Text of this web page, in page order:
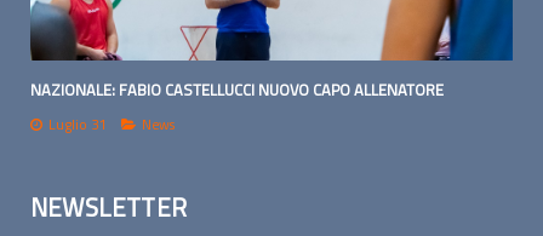
NAZIONALE: FABIO CASTELLUCCI NUOVO CAPO ALLENATORE
Luglio 31 News
NEWSLETTER